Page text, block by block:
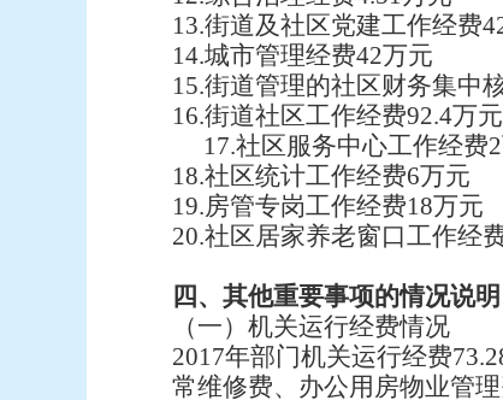
13.街道及社区党建工作经费
14.城市管理经费42万元
15.街道管理的社区财务集中
16.街道社区工作经费92.4万元
17.社区服务中心工作经费
18.社区统计工作经费6万元
19.房管专岗工作经费18万元
20.社区居家养老窗口工作经
四、其他重要事项的情况说明
（一）机关运行经费情况
2017年部门机关运行经费
常维修费、办公用房物业管